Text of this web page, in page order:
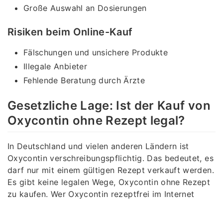
Große Auswahl an Dosierungen
Risiken beim Online-Kauf
Fälschungen und unsichere Produkte
Illegale Anbieter
Fehlende Beratung durch Ärzte
Gesetzliche Lage: Ist der Kauf von
Oxycontin ohne Rezept legal?
In Deutschland und vielen anderen Ländern ist
Oxycontin verschreibungspflichtig. Das bedeutet, es
darf nur mit einem gültigen Rezept verkauft werden.
Es gibt keine legalen Wege, Oxycontin ohne Rezept
zu kaufen. Wer Oxycontin rezeptfrei im Internet